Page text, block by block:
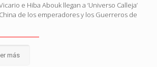
e Hiba Abouk llegan a ‘Universo Calleja’
de los emperadores y los Guerreros de
más